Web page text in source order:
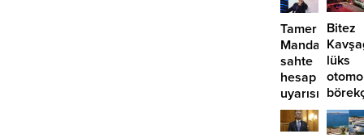
Tamer
sahte
hesap
uyarısı
Bitez
lüks
girdi:
2